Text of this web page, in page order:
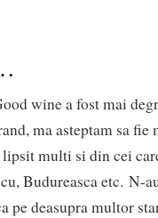
wine a fost mai
ma asteptam sa
lipsit multi si din cei
Budureasca etc. N-
pe deasupra multor